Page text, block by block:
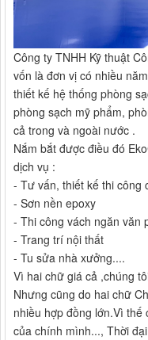
Công ty TNHH Kỹ thuật
vốn là đơn vị có nhiều
thiết kế hệ thống phòng
phòng sạch mỹ phẩm,
cả trong và ngoài nước .
Nắm bắt được điều đó
dịch vụ :
- Tư vấn, thiết kế thi công
- Sơn nền epoxy
- Thi công vách ngăn văn
- Trang trí nội thất
- Tu sửa nhà xưởng....
Vì hai chữ giá cả ,chúng
Nhưng cũng do hai chữ
nhiều hợp đồng lớn.Vì
của chính mình..., Thời